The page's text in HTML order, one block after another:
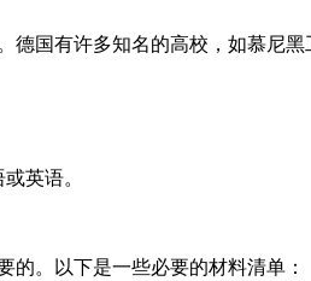
德国有许多知名的高校，如慕尼
英语。
的。以下是一些必要的材料清单：